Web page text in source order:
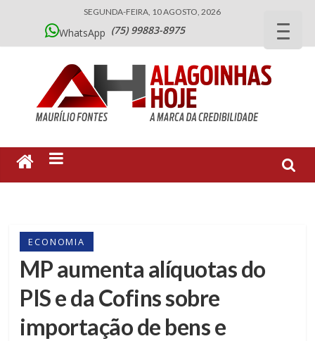
SEGUNDA-FEIRA, 10 AGOSTO, 2026
WhatsApp (75) 99883-8975
ECONOMIA
MP aumenta alíquotas do
PIS e da Cofins sobre
importação de bens e